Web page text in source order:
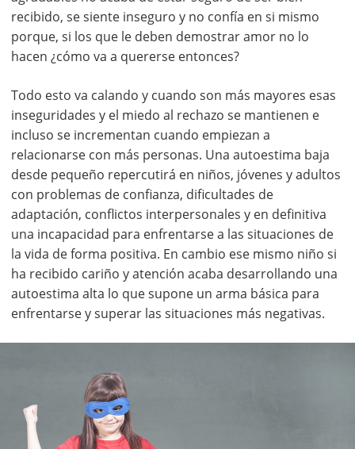
recibido, se siente inseguro y no confía en si mismo
porque, si los que le deben demostrar amor no lo
hacen ¿cómo va a quererse entonces?
Todo esto va calando y cuando son más mayores esas
inseguridades y el miedo al rechazo se mantienen e
incluso se incrementan cuando empiezan a
relacionarse con más personas. Una autoestima baja
desde pequeño repercutirá en niños, jóvenes y adultos
con problemas de confianza, dificultades de
adaptación, conflictos interpersonales y en definitiva
una incapacidad para enfrentarse a las situaciones de
la vida de forma positiva. En cambio ese mismo niño si
ha recibido cariño y atención acaba desarrollando una
autoestima alta lo que supone un arma básica para
enfrentarse y superar las situaciones más negativas.